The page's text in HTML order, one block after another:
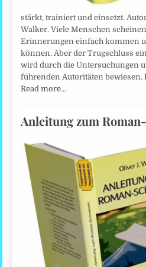
stärkt, trainiert und einsetzt.
Walker. Viele Menschen
Erinnerungen einfach kommen
können. Aber der Trugschluss
wird durch die Untersuchungen
führenden Autoritäten bewiesen.
Read more…
Anleitung zum